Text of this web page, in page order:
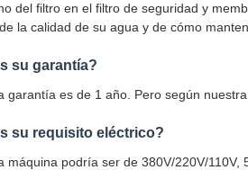
del filtro en el filtro de seguridad y
la calidad de su agua y de cómo
su garantía?
garantía es de 1 año. Pero según
su requisito eléctrico?
máquina podría ser de 380V/220V/